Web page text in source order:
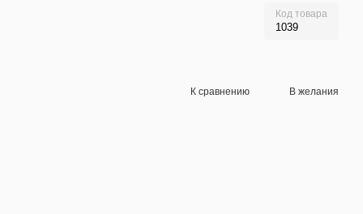
Код товара
1039
К сравнению В желания